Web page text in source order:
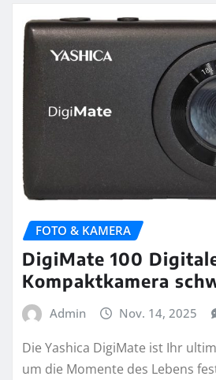
FOTO & KAMERA
DigiMate 100
Kompaktkamera
Admin Nov. 14, 2025
Die Yashica DigiMate ist Ihr
um die Momente des Lebens